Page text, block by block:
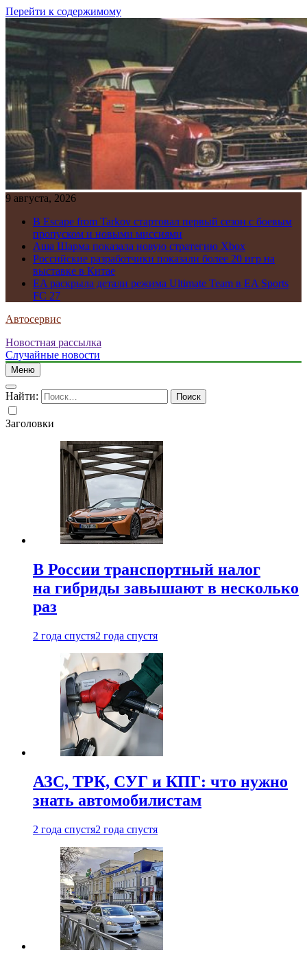
Перейти к содержимому
9 августа, 2026
В Escape from Tarkov стартовал первый сезон с боевым
пропуском и новыми миссиями
Аша Шарма показала новую стратегию Xbox
Российские разработчики показали более 20 игр на
выставке в Китае
EA раскрыла детали режима Ultimate Team в EA Sports
FC 27
Автосервис
Новостная рассылка
Случайные новости
Меню
Найти:
Заголовки
В России транспортный налог
на гибриды завышают в несколько
раз
2 года спустя2 года спустя
АЗС, ТРК, СУГ и КПГ: что нужно
знать автомобилистам
2 года спустя2 года спустя